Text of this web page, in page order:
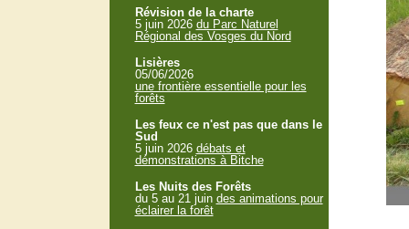
Révision de la charte
5 juin 2026 du Parc Naturel
Régional des Vosges du Nord
Lisières
05/06/2026
une frontière essentielle pour les
forêts
Les feux ce n'est pas que dans le
Sud
5 juin 2026 débats et
démonstrations à Bitche
Les Nuits des Forêts
du 5 au 21 juin des animations pour
éclairer la forêt